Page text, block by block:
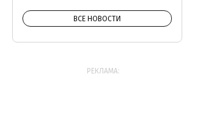
ВСЕ НОВОСТИ
РЕКЛАМА: